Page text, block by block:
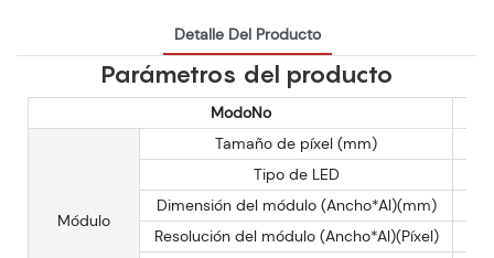
Detalle Del Producto
Parámetros del producto
ModoNo
Módulo
Tamaño de píxel (mm)
Tipo de LED
Dimensión del módulo (Ancho*Al)(mm)
Resolución del módulo (Ancho*Al)(Píxel)